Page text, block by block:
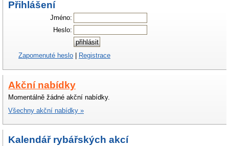
Přihlášení
Jméno:
Heslo:
Zapomenuté heslo Registrace
Akční nabídky
Momentálně žádné akční nabídky.
Všechny akční nabídky »
Kalendář rybářských akcí